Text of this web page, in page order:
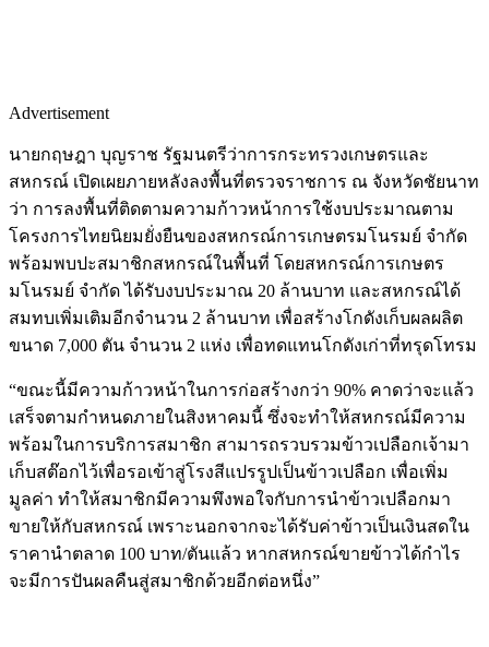
Advertisement
นายกฤษฎา บุญราช รัฐมนตรีว่าการกระทรวงเกษตรและ
สหกรณ์ เปิดเผยภายหลังลงพื้นที่ตรวจราชการ ณ จังหวัดชัยนาท
ว่า การลงพื้นที่ติดตามความก้าวหน้าการใช้งบประมาณตาม
โครงการไทยนิยมยั่งยืนของสหกรณ์การเกษตรมโนรมย์ จำกัด
พร้อมพบปะสมาชิกสหกรณ์ในพื้นที่ โดยสหกรณ์การเกษตร
มโนรมย์ จำกัด ได้รับงบประมาณ 20 ล้านบาท และสหกรณ์ได้
สมทบเพิ่มเติมอีกจำนวน 2 ล้านบาท เพื่อสร้างโกดังเก็บผลผลิต
ขนาด 7,000 ตัน จำนวน 2 แห่ง เพื่อทดแทนโกดังเก่าที่ทรุดโทรม
“ขณะนี้มีความก้าวหน้าในการก่อสร้างกว่า 90% คาดว่าจะแล้ว
เสร็จตามกำหนดภายในสิงหาคมนี้ ซึ่งจะทำให้สหกรณ์มีความ
พร้อมในการบริการสมาชิก สามารถรวบรวมข้าวเปลือกเจ้ามา
เก็บสต๊อกไว้เพื่อรอเข้าสู่โรงสีแปรรูปเป็นข้าวเปลือก เพื่อเพิ่ม
มูลค่า ทำให้สมาชิกมีความพึงพอใจกับการนำข้าวเปลือกมา
ขายให้กับสหกรณ์ เพราะนอกจากจะได้รับค่าข้าวเป็นเงินสดใน
ราคานำตลาด 100 บาท/ตันแล้ว หากสหกรณ์ขายข้าวได้กำไร
จะมีการปันผลคืนสู่สมาชิกด้วยอีกต่อหนึ่ง”